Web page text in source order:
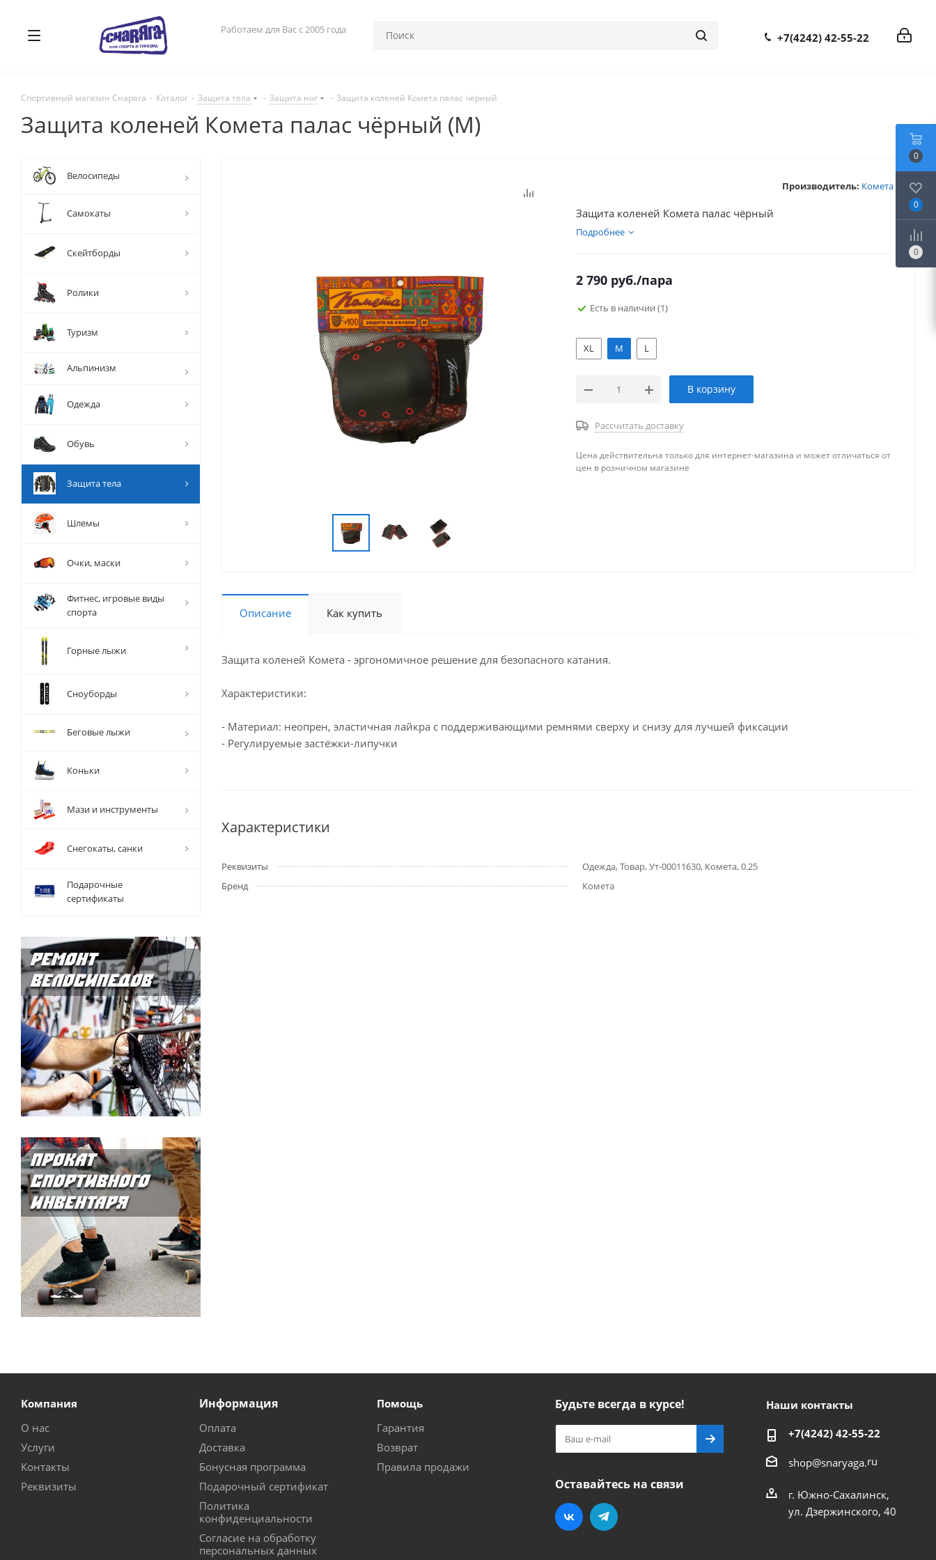
Работаем для Вас с 2005 года
+7(4242) 42-55-22
Спортивный магазин Снаряга - Каталог - Защита тела - Защита ног - Защита коленей Комета палас чёрный
Защита коленей Комета палас чёрный (M)
Производитель: Комета
Защита коленей Комета палас чёрный
Подробнее
2 790 руб./пара
Есть в наличии (1)
XL M L
В корзину
Рассчитать доставку
Цена действительна только для интернет-магазина и может отличаться от
цен в розничном магазине
Описание Как купить
Защита коленей Комета - эргономичное решение для безопасного катания.
Характеристики:
- Материал: неопрен, эластичная лайкра с поддерживающими ремнями сверху и снизу для лучшей фиксации
- Регулируемые застёжки-липучки
Характеристики
Реквизиты
Одежда, Товар, Ут-00011630, Комета, 0.25
Бренд
Комета
Велосипеды
Самокаты
Скейтборды
Ролики
Туризм
Альпинизм
Одежда
Обувь
Защита тела
Шлемы
Очки, маски
Фитнес, игровые виды
спорта
Горные лыжи
Сноуборды
Беговые лыжи
Коньки
Мази и инструменты
Снегокаты, санки
Подарочные
сертификаты
Компания
О нас
Услуги
Контакты
Реквизиты
Информация
Оплата
Доставка
Бонусная программа
Подарочный сертификат
Политика
конфиденциальности
Согласие на обработку
персональных данных
Помощь
Гарантия
Возврат
Правила продажи
Будьте всегда в курсе!
Оставайтесь на связи
Наши контакты
+7(4242) 42-55-22
shop@snaryaga.ru
г. Южно-Сахалинск,
ул. Дзержинского, 40
0
0
0